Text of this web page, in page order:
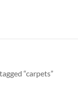
“carpets”